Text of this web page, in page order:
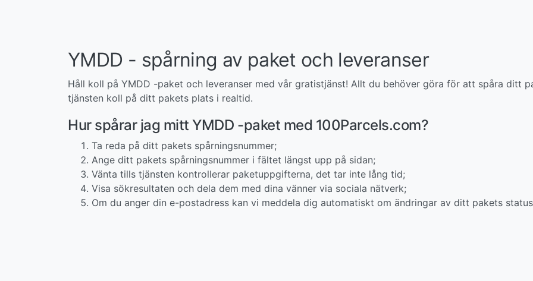
YMDD - spårning av paket och leveranser
Håll koll på YMDD -paket och leveranser med vår gratistjänst! Allt du behöver göra för att spåra ditt
tjänsten koll på ditt pakets plats i realtid.
Hur spårar jag mitt YMDD -paket med 100Parcels.com?
Ta reda på ditt pakets spårningsnummer;
Ange ditt pakets spårningsnummer i fältet längst upp på sidan;
Vänta tills tjänsten kontrollerar paketuppgifterna, det tar inte lång tid;
Visa sökresultaten och dela dem med dina vänner via sociala nätverk;
Om du anger din e-postadress kan vi meddela dig automatiskt om ändringar av ditt pakets